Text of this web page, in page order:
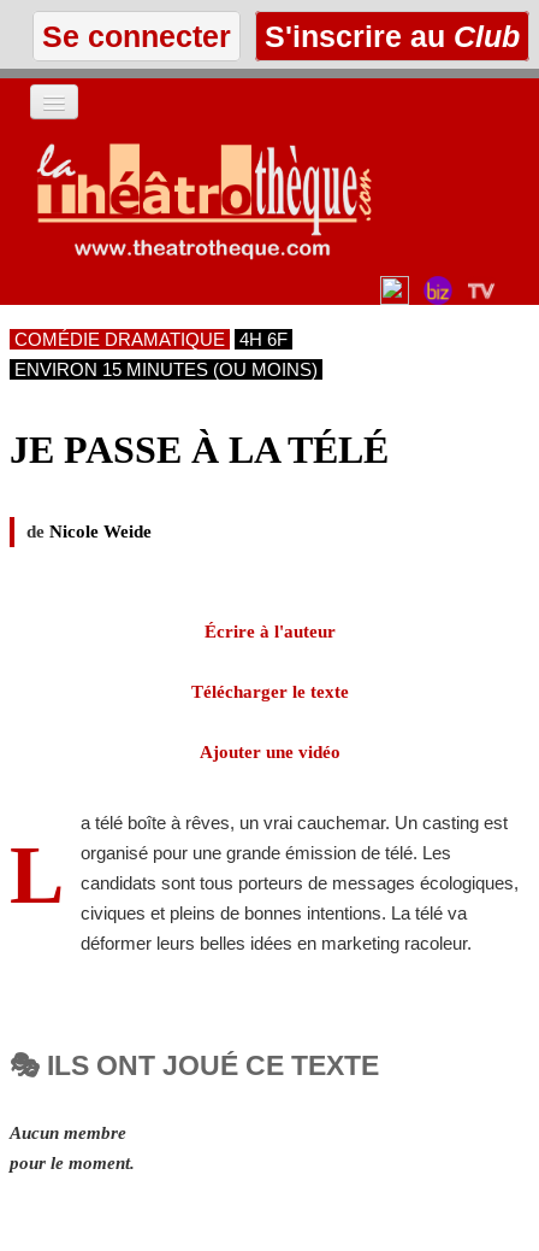
Se connecter S'inscrire au Club
ACCUEIL
LES TEXTES
LES ANNONCES
COMÉDIE DRAMATIQUE
4H 6F
ENVIRON 15 MINUTES (OU MOINS)
JE PASSE À LA TÉLÉ
de Nicole Weide
Écrire à l'auteur
Télécharger le texte
Ajouter une vidéo
L
a télé boîte à rêves, un vrai cauchemar. Un casting est
organisé pour une grande émission de télé. Les
candidats sont tous porteurs de messages écologiques,
civiques et pleins de bonnes intentions. La télé va
déformer leurs belles idées en marketing racoleur.
🎭 ILS ONT JOUÉ CE TEXTE
Aucun membre
pour le moment.